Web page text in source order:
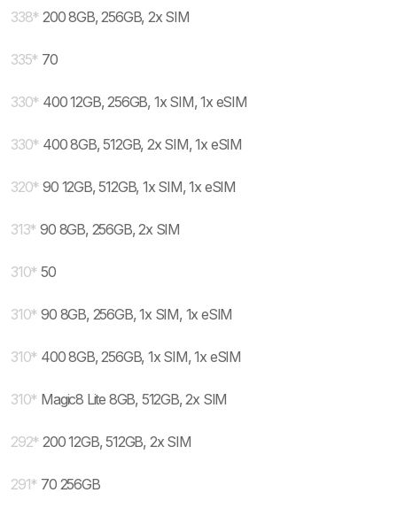
338* 200 8GB, 256GB, 2x SIM
335* 70
330* 400 12GB, 256GB, 1x SIM, 1x eSIM
330* 400 8GB, 512GB, 2x SIM, 1x eSIM
320* 90 12GB, 512GB, 1x SIM, 1x eSIM
313* 90 8GB, 256GB, 2x SIM
310* 50
310* 90 8GB, 256GB, 1x SIM, 1x eSIM
310* 400 8GB, 256GB, 1x SIM, 1x eSIM
310* Magic8 Lite 8GB, 512GB, 2x SIM
292* 200 12GB, 512GB, 2x SIM
291* 70 256GB